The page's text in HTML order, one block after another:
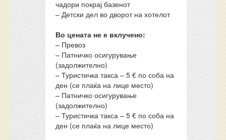
чадори покрај базенот
– Детски дел во дворот на хотелот
Во цената не е вклучено:
– Превоз
– Патничко осигурување
(задолжително)
– Туристичка такса – 5 € по соба на
ден (се плаќа на лице место)
– Патничко осигурување
(задолжително)
– Туристичка такса – 5 € по соба на
ден (се плаќа на лице место)